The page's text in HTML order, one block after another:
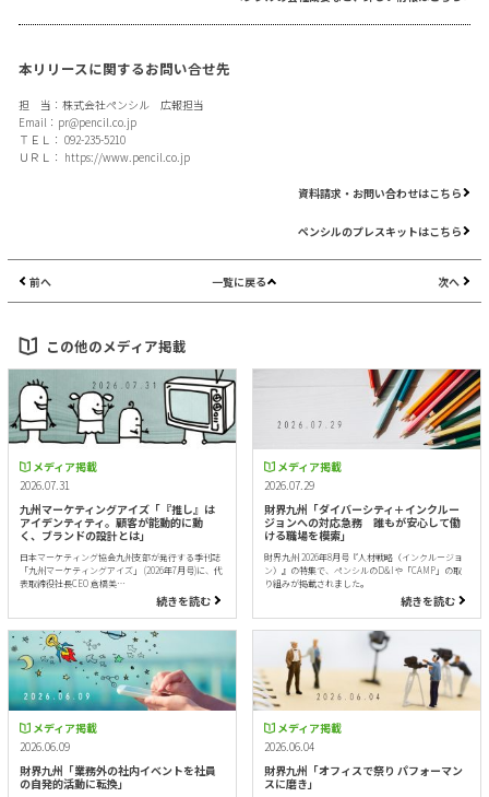
本リリースに関するお問い合せ先
担 当：株式会社ペンシル 広報担当
Email： pr@pencil.co.jp
ＴＥＬ： 092-235-5210
ＵＲＬ： https://www.pencil.co.jp
資料請求・お問い合わせはこちら
ペンシルのプレスキットはこちら
前へ 一覧に戻る 次へ
この他のメディア掲載
メディア掲載
2026.07.31
九州マーケティングアイズ「『推し』は
アイデンティティ。顧客が能動的に動
く、ブランドの設計とは」
日本マーケティング協会九州支部が発行する季刊誌
「九州マーケティングアイズ」 (2026年7月号)に、代
表取締役社長CEO 倉橋美…
続きを読む
メディア掲載
2026.07.29
財界九州「ダイバーシティ＋インクルー
ジョンへの対応急務 誰もが安心して働
ける職場を模索」
財界九州 2026年8月号『人材戦略（インクルージョ
ン）』の特集で、ペンシルのD&Iや「CAMP」の取
り組みが掲載されました。
続きを読む
メディア掲載
2026.06.09
財界九州「業務外の社内イベントを社員
の自発的活動に転換」
メディア掲載
2026.06.04
財界九州「オフィスで祭り パフォーマン
スに磨き」